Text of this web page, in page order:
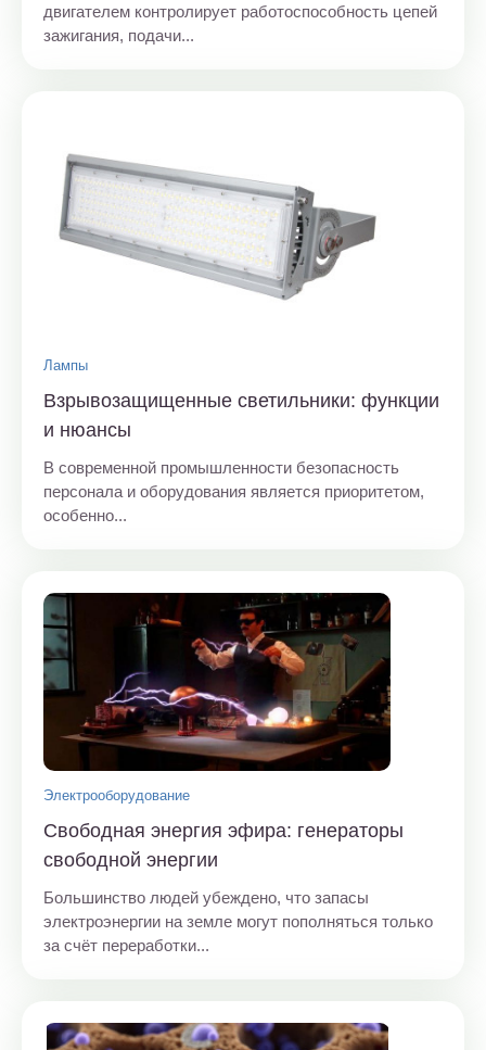
двигателем контролирует работоспособность цепей
зажигания, подачи...
Лампы
Взрывозащищенные светильники: функции
и нюансы
В современной промышленности безопасность
персонала и оборудования является приоритетом,
особенно...
Электрооборудование
Свободная энергия эфира: генераторы
свободной энергии
Большинство людей убеждено, что запасы
электроэнергии на земле могут пополняться только
за счёт переработки...